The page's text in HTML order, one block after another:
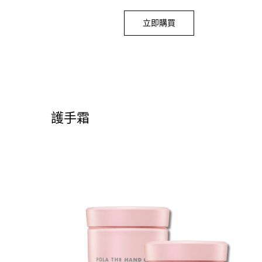
立即購買
護手霜